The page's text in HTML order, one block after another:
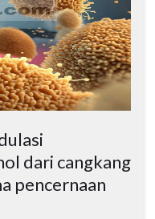
dari cangkang
pencernaan